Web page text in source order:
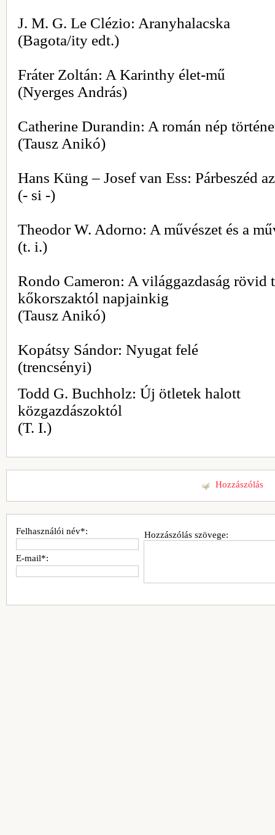
J. M. G. Le Clézio: Aranyhalacska
(Bagota/ity edt.)
Fráter Zoltán: A Karinthy élet-mű
(Nyerges András)
Catherine Durandin: A román nép
(Tausz Anikó)
Hans Küng – Josef van Ess: Párbeszéd
(- si -)
Theodor W. Adorno: A művészet és a
(t. i.)
Rondo Cameron: A világgazdaság rövid
kőkorszaktól napjainkig
(Tausz Anikó)
Kopátsy Sándor: Nyugat felé
(trencsényi)
Todd G. Buchholz: Új ötletek halott
közgazdászoktól
(T. I.)
Hozzászólás
Hozzászólás szövege:
Felhasználói név*:
E-mail*: